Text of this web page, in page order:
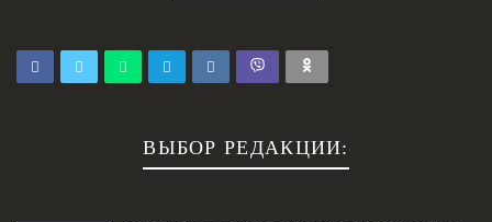
ВЫБОР РЕДАКЦИИ: